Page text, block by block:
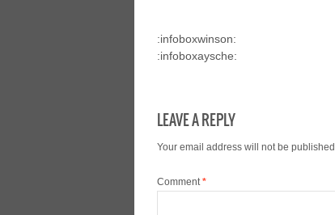
:infoboxwinson:
:infoboxaysche:
LEAVE A REPLY
Your email address will not be published.
Comment *